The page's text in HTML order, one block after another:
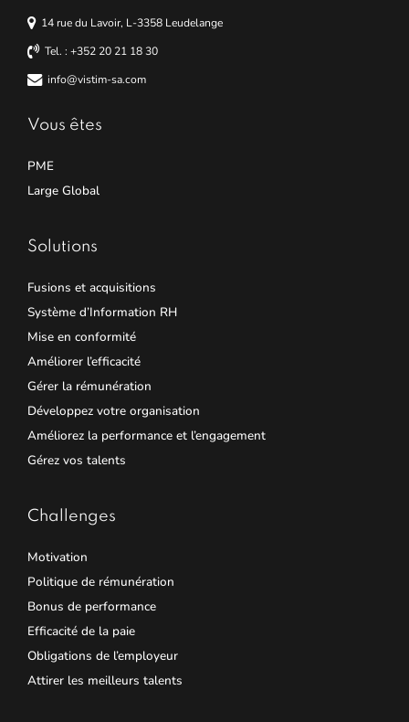
14 rue du Lavoir, L-3358 Leudelange
Tel. : +352 20 21 18 30
info@vistim-sa.com
Vous êtes
PME
Large Global
Solutions
Fusions et acquisitions
Système d’Information RH
Mise en conformité
Améliorer l’efficacité
Gérer la rémunération
Développez votre organisation
Améliorez la performance et l’engagement
Gérez vos talents
Challenges
Motivation
Politique de rémunération
Bonus de performance
Efficacité de la paie
Obligations de l’employeur
Attirer les meilleurs talents